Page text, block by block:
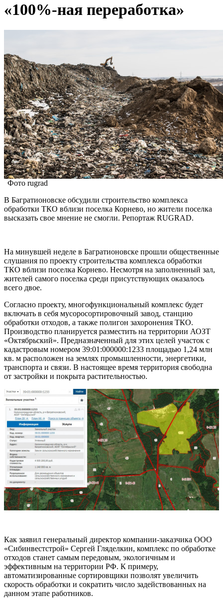
«100%-ная переработка»
Фото rugrad
В Багратионовске обсудили строительство комплекса
обработки ТКО вблизи поселка Корнево, но жители поселка
высказать свое мнение не смогли. Репортаж RUGRAD.
На минувшей неделе в Багратионовске прошли общественные
слушания по проекту строительства комплекса обработки
ТКО вблизи поселка Корнево. Несмотря на заполненный зал,
жителей самого поселка среди присутствующих оказалось
всего двое.
Согласно проекту, многофункциональный комплекс будет
включать в себя мусоросортировочный завод, станцию
обработки отходов, а также полигон захоронения ТКО.
Производство планируется разместить на территории АОЗТ
«Октябрьский». Предназначенный для этих целей участок с
кадастровым номером 39:01:000000:1233 площадью 1,24 млн
кв. м расположен на землях промышленности, энергетики,
транспорта и связи. В настоящее время территория свободна
от застройки и покрыта растительностью.
Как заявил генеральный директор компании-заказчика ООО
«Сибинвестстрой» Сергей Гляделкин, комплекс по обработке
отходов станет самым передовым, экологичным и
эффективным на территории РФ. К примеру,
автоматизированные сортировщики позволят увеличить
скорость обработки и сократить число задействованных на
данном этапе работников.